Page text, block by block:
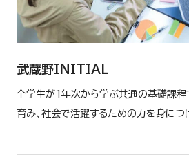
武蔵野INITIAL
全学生が1年次から学ぶ共通の基礎課程で
育み、社会で活躍するための力を身につ